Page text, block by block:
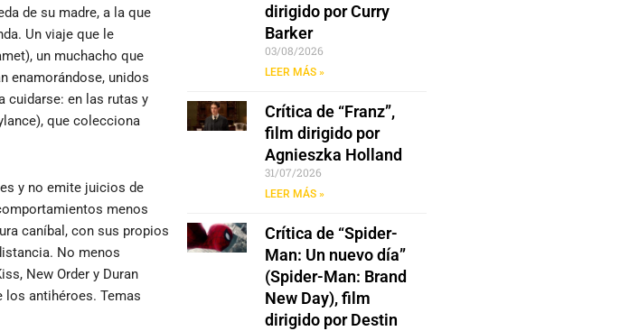
de su madre, a la que
Un viaje que le
un muchacho que
enamorándose, unidos
cuidarse: en las rutas y
que colecciona
y no emite juicios de
menos
caníbal, con sus propios
No menos
New Order y Duran
los antihéroes. Temas
dirigido por Curry
Barker
03/08/2026
LEER MÁS »
Crítica de “Franz”,
film dirigido por
Agnieszka Holland
31/07/2026
LEER MÁS »
Crítica de “Spider-
Man: Un nuevo día”
(Spider-Man: Brand
New Day), film
dirigido por Destin